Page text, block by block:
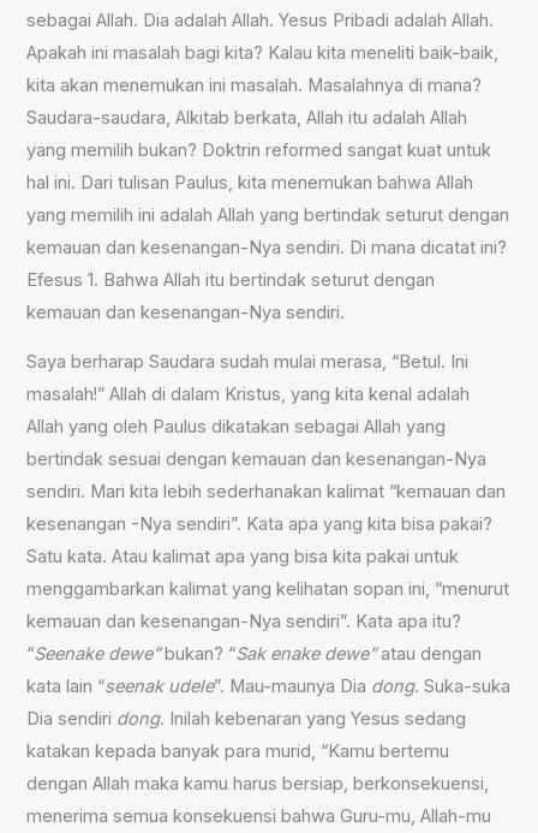
sebagai Allah. Dia adalah Allah. Yesus Pribadi adalah Allah.
Apakah ini masalah bagi kita? Kalau kita meneliti baik-baik,
kita akan menemukan ini masalah. Masalahnya di mana?
Saudara-saudara, Alkitab berkata, Allah itu adalah Allah
yang memilih bukan? Doktrin reformed sangat kuat untuk
hal ini. Dari tulisan Paulus, kita menemukan bahwa Allah
yang memilih ini adalah Allah yang bertindak seturut dengan
kemauan dan kesenangan-Nya sendiri. Di mana dicatat ini?
Efesus 1. Bahwa Allah itu bertindak seturut dengan
kemauan dan kesenangan-Nya sendiri.
Saya berharap Saudara sudah mulai merasa, “Betul. Ini
masalah!” Allah di dalam Kristus, yang kita kenal adalah
Allah yang oleh Paulus dikatakan sebagai Allah yang
bertindak sesuai dengan kemauan dan kesenangan-Nya
sendiri. Mari kita lebih sederhanakan kalimat “kemauan dan
kesenangan -Nya sendiri”. Kata apa yang kita bisa pakai?
Satu kata. Atau kalimat apa yang bisa kita pakai untuk
menggambarkan kalimat yang kelihatan sopan ini, “menurut
kemauan dan kesenangan-Nya sendiri”. Kata apa itu?
“Seenake dewe”bukan? “Sak enake dewe”atau dengan
kata lain “seenak udele”. Mau-maunya Dia dong. Suka-suka
Dia sendiri dong. Inilah kebenaran yang Yesus sedang
katakan kepada banyak para murid, “Kamu bertemu
dengan Allah maka kamu harus bersiap, berkonsekuensi,
menerima semua konsekuensi bahwa Guru-mu, Allah-mu